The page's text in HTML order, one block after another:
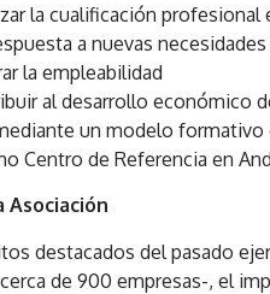
la cualificación
a nuevas
la empleabilidad
al desarrollo económico
un modelo formativo
Centro de Referencia en
Asociación
destacados del pasado
de 900 empresas-, el